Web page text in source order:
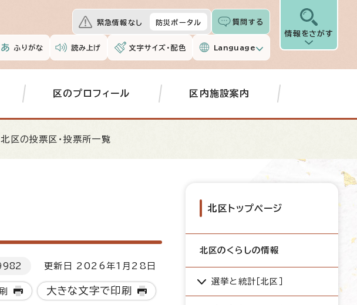
緊急情報なし 防災ポータル 質問する
ふりがな 読み上げ 文字サイズ・配色 Language
情報をさがす
区のプロフィール 区内施設案内
区の投票区・投票所一覧
更新日 2026年1月28日
大きな文字で印刷
北区トップページ
北区のくらしの情報
選挙と統計［北区］